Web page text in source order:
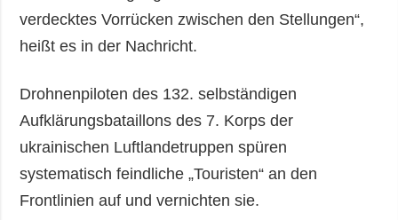
verdecktes Vorrücken zwischen den Stellungen“,
heißt es in der Nachricht.
Drohnenpiloten des 132. selbständigen
Aufklärungsbataillons des 7. Korps der
ukrainischen Luftlandetruppen spüren
systematisch feindliche „Touristen“ an den
Frontlinien auf und vernichten sie.